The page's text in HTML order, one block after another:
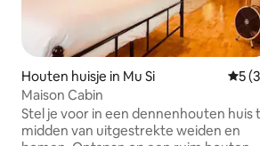
Houten huisje in Mu Si
5
Maison Cabin
Stel je voor in een dennenhouten huis
midden van uitgestrekte weiden en